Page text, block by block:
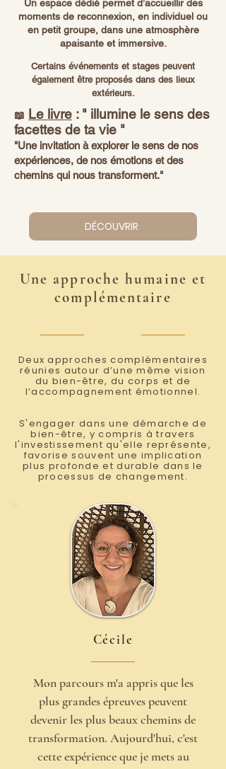
Un espace dédié permet d’accueillir des
moments de reconnexion, en individuel ou
en petit groupe, dans une atmosphère
apaisante et immersive.
Certains événements et stages peuvent
également être proposés dans des lieux
extérieurs.
📖 Le livre : " illumine le sens des
facettes de ta vie "
"Une invitation à explorer le sens de nos
expériences, de nos émotions et des
chemins qui nous transforment."
DÉCOUVRIR
Une approche humaine et
complémentaire
Deux approches complémentaires
réunies autour d’une même vision
du bien-être, du corps et de
l’accompagnement émotionnel.
S'engager dans une démarche de
bien-être, y compris à travers
l'investissement qu'elle représente,
favorise souvent une implication
plus profonde et durable dans le
processus de changement.
Cécile
Mon parcours m'a appris que les
plus grandes épreuves peuvent
devenir les plus beaux chemins de
transformation. Aujourd'hui, c'est
cette expérience que je mets au